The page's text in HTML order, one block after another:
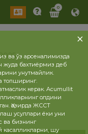
0
ва ўз арсеналимизда
жуда бахтиёрмиз деб
унутмайлик.
топширинг.
керак. Acumullit
олдини
Ҳозирда ЖССТ
усуллари ёки уни
ва бизнинг
касалликларни, шу